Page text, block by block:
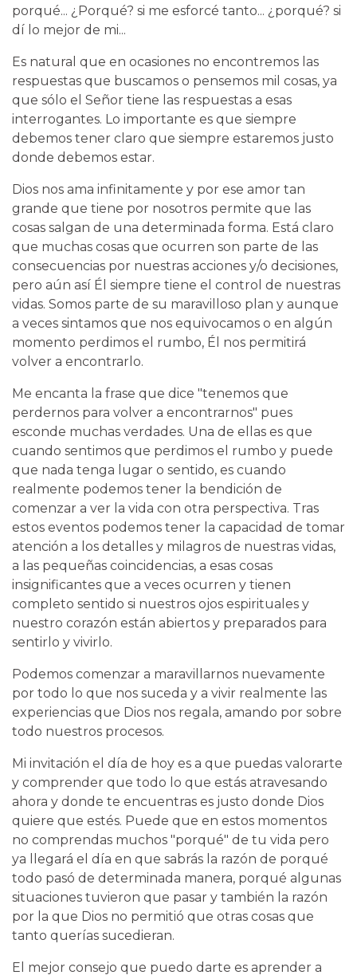
porqué... ¿Porqué? si me esforcé tanto... ¿porqué? si
dí lo mejor de mi...
Es natural que en ocasiones no encontremos las
respuestas que buscamos o pensemos mil cosas, ya
que sólo el Señor tiene las respuestas a esas
interrogantes. Lo importante es que siempre
debemos tener claro que siempre estaremos justo
donde debemos estar.
Dios nos ama infinitamente y por ese amor tan
grande que tiene por nosotros permite que las
cosas salgan de una determinada forma. Está claro
que muchas cosas que ocurren son parte de las
consecuencias por nuestras acciones y/o decisiones,
pero aún así Él siempre tiene el control de nuestras
vidas. Somos parte de su maravilloso plan y aunque
a veces sintamos que nos equivocamos o en algún
momento perdimos el rumbo, Él nos permitirá
volver a encontrarlo.
Me encanta la frase que dice "tenemos que
perdernos para volver a encontrarnos" pues
esconde muchas verdades. Una de ellas es que
cuando sentimos que perdimos el rumbo y puede
que nada tenga lugar o sentido, es cuando
realmente podemos tener la bendición de
comenzar a ver la vida con otra perspectiva. Tras
estos eventos podemos tener la capacidad de tomar
atención a los detalles y milagros de nuestras vidas,
a las pequeñas coincidencias, a esas cosas
insignificantes que a veces ocurren y tienen
completo sentido si nuestros ojos espirituales y
nuestro corazón están abiertos y preparados para
sentirlo y vivirlo.
Podemos comenzar a maravillarnos nuevamente
por todo lo que nos suceda y a vivir realmente las
experiencias que Dios nos regala, amando por sobre
todo nuestros procesos.
Mi invitación el día de hoy es a que puedas valorarte
y comprender que todo lo que estás atravesando
ahora y donde te encuentras es justo donde Dios
quiere que estés. Puede que en estos momentos
no comprendas muchos "porqué" de tu vida pero
ya llegará el día en que sabrás la razón de porqué
todo pasó de determinada manera, porqué algunas
situaciones tuvieron que pasar y también la razón
por la que Dios no permitió que otras cosas que
tanto querías sucedieran.
El mejor consejo que puedo darte es aprender a